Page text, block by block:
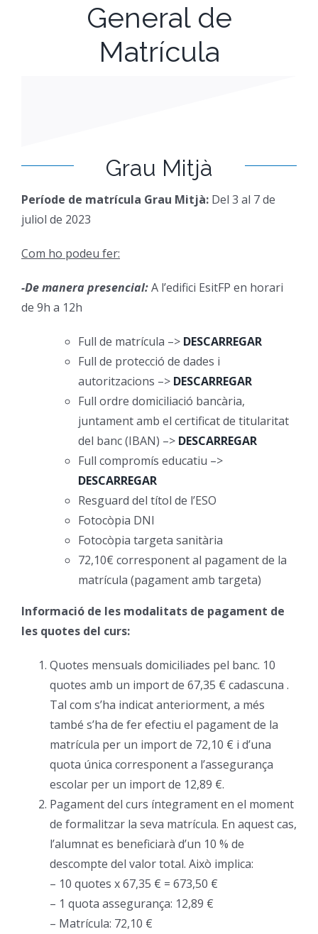
CFGM Manteniment
CFGS Administració i
CFGS Comerç
CFGS Assistència a la
CFGS Desenvolupament
Formació Ocupacional
CP Operacions auxiliars
Acreditació de competències
Beques
Certificació d’idiomes
Orientació
Notícies
Instal·lacions
General de
Matrícula
Grau Mitjà
Període de matrícula Grau Mitjà: Del 3 al 7 de
juliol de 2023
Com ho podeu fer:
-De manera presencial:A l’edifici EsitFP en horari
de 9h a 12h
Full de matrícula –> DESCARREGAR
Full de protecció de dades i
autoritzacions –> DESCARREGAR
Full ordre domiciliació bancària,
juntament amb el certificat de titularitat
del banc (IBAN) –> DESCARREGAR
Full compromís educatiu –>
DESCARREGAR
Resguard del títol de l’ESO
Fotocòpia DNI
Fotocòpia targeta sanitària
72,10€ corresponent al pagament de la
matrícula (pagament amb targeta)
Informació de les modalitats de pagament de
les quotes del curs:
Quotes mensuals domiciliades pel banc. 10
quotes amb un import de 67,35 € cadascuna .
Tal com s’ha indicat anteriorment, a més
també s’ha de fer efectiu el pagament de la
matrícula per un import de 72,10 € i d’una
quota única corresponent a l’assegurança
escolar per un import de 12,89 €.
Pagament del curs íntegrament en el moment
de formalitzar la seva matrícula. En aquest cas,
l’alumnat es beneficiarà d’un 10 % de
descompte del valor total. Això implica:
– 10 quotes x 67,35 € = 673,50 €
– 1 quota assegurança: 12,89 €
– Matrícula: 72,10 €